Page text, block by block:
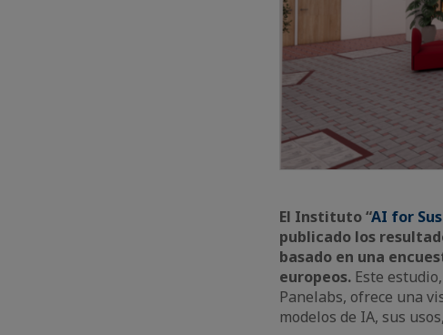
El Instituto “AI for
publicado los
basado en una
europeos. Este
Panelabs, ofrece una
modelos de IA, sus